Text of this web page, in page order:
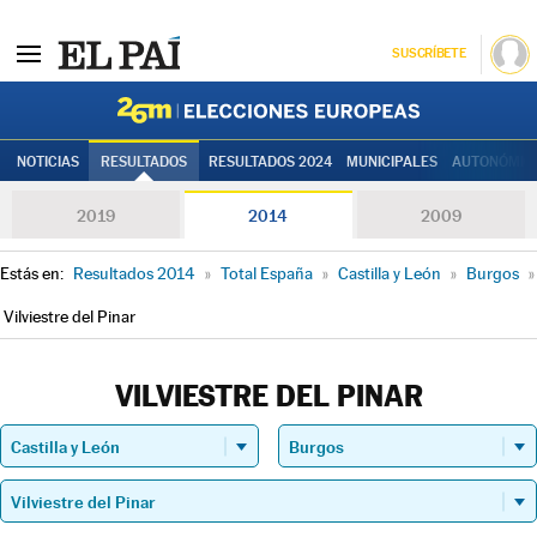
SUSCRÍBETE
NOTICIAS RESULTADOS RESULTADOS 2024 MUNICIPALES
2019 2014 2009
Estás en: Resultados 2014 » Total España » Castilla y León » Burgos »
Vilviestre del Pinar
VILVIESTRE DEL PINAR